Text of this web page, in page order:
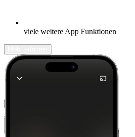
viele weitere App Funktionen